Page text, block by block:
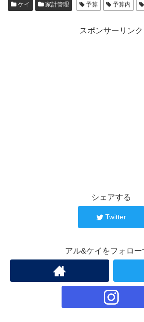
ケイ 家計管理 予算 予算内
スポンサーリンク
シェアする
Twitter
アル&ケイをフォロー